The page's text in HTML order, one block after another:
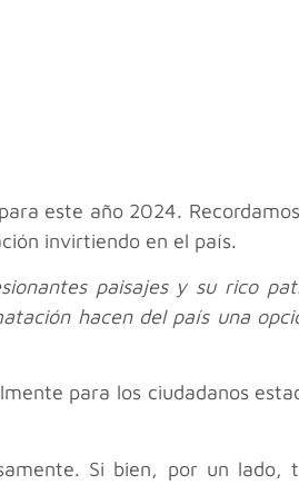
este año 2024.
invirtiendo en el país.
paisajes y su rico
hacen del país una
para los ciudadanos
Si bien, por un lado,